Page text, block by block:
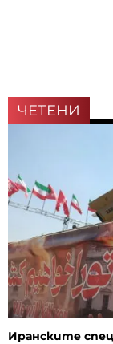
ЧЕТЕНИ
Иранските